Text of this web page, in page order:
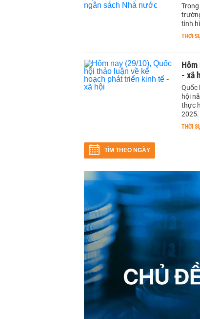
tình
THỜI
- xã
Quốc
hội
thực
2025.
THỜI
TÌM THEO NGÀY